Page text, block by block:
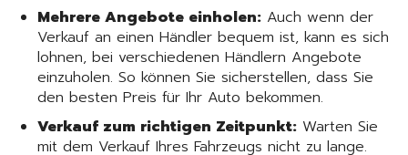
Mehrere Angebote einholen: Auch wenn der
Verkauf an einen Händler bequem ist, kann es sich
lohnen, bei verschiedenen Händlern Angebote
einzuholen. So können Sie sicherstellen, dass Sie
den besten Preis für Ihr Auto bekommen.
Verkauf zum richtigen Zeitpunkt: Warten Sie
mit dem Verkauf Ihres Fahrzeugs nicht zu lange.